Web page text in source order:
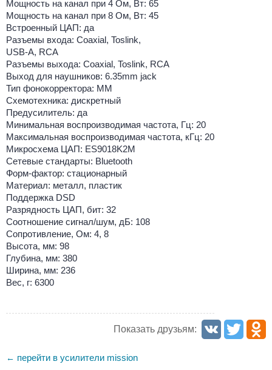
Мощность на канал при 4 Ом, Вт: 65
Мощность на канал при 8 Ом, Вт: 45
Встроенный ЦАП: да
Разъемы входа: Coaxial, Toslink,
USB-A, RCA
Разъемы выхода: Coaxial, Toslink, RCA
Выход для наушников: 6.35mm jack
Тип фонокорректора: MM
Схемотехника: дискретный
Предусилитель: да
Минимальная воспроизводимая частота, Гц: 20
Максимальная воспроизводимая частота, кГц: 20
Микросхема ЦАП: ES9018K2M
Сетевые стандарты: Bluetooth
Форм-фактор: стационарный
Материал: металл, пластик
Поддержка DSD
Разрядность ЦАП, бит: 32
Соотношение сигнал/шум, дБ: 108
Сопротивление, Ом: 4, 8
Высота, мм: 98
Глубина, мм: 380
Ширина, мм: 236
Вес, г: 6300
Показать друзьям:
← перейти в усилители mission